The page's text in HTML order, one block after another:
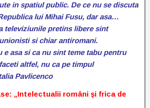
in spatiul public. De ce nu se discuta
lui Mihai Fusu, dar asa…
televiziunile pretins libere sint
si chiar antiromani.
e asa si ca nu sint teme tabu pentru
altfel, nu ca pe timpul
Pavlicenco
„Intelectualii români şi frica de